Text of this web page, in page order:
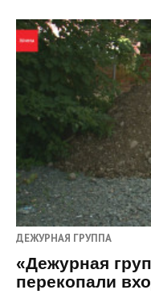
ДЕЖУРНАЯ ГРУППА
«Дежурная
перекопали